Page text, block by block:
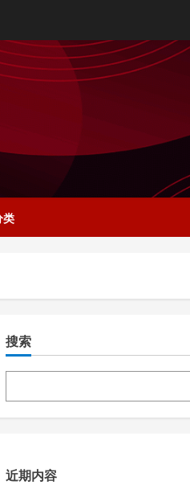
类
搜索
近期内容